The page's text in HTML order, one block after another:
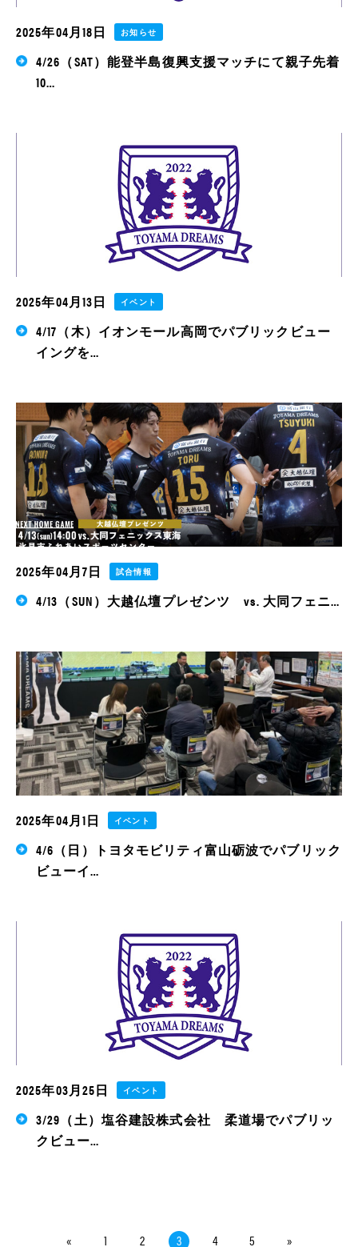
2025年04月18日 お知らせ
4/26（SAT）能登半島復興支援マッチにて親子先着
10…
2025年04月13日 イベント
4/17（木）イオンモール高岡でパブリックビュー
イングを…
2025年04月7日 試合情報
4/13（SUN）大越仏壇プレゼンツ vs. 大同フェニ…
2025年04月1日 イベント
4/6（日）トヨタモビリティ富山砺波でパブリック
ビューイ…
2025年03月25日 イベント
3/29（土）塩谷建設株式会社 柔道場でパブリッ
クビュー…
« 1 2 3 4 5 »